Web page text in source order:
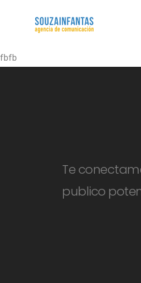
fbfb
Te
publico